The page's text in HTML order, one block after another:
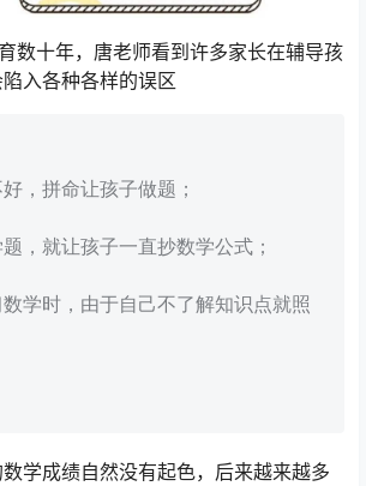
数十年，唐老师看到许多家长在辅导孩
入各种各样的误区
，拼命让孩子做题；
，就让孩子一直抄数学公式；
学时，由于自己不了解知识点就照
学成绩自然没有起色，后来越来越多